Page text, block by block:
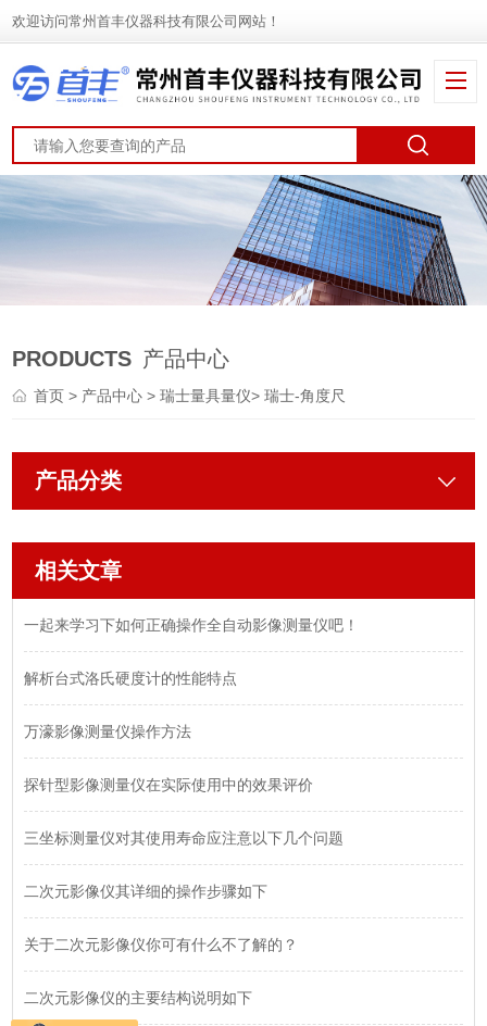
欢迎访问常州首丰仪器科技有限公司网站！
PRODUCTS 产品中心
首页> 产品中心>瑞士量具量仪>瑞士-角度尺
产品分类
相关文章
一起来学习下如何正确操作全自动影像测量仪吧！
解析台式洛氏硬度计的性能特点
万濠影像测量仪操作方法
探针型影像测量仪在实际使用中的效果评价
三坐标测量仪对其使用寿命应注意以下几个问题
二次元影像仪其详细的操作步骤如下
关于二次元影像仪你可有什么不了解的？
二次元影像仪的主要结构说明如下